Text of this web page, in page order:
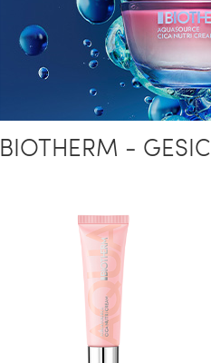
BIOTHERM -